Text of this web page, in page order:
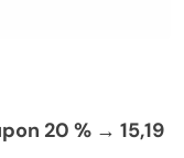
20 % → 15,19